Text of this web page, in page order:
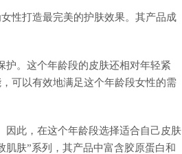
性打造最完美的护肤效果。其产品成
护。这个年龄段的皮肤还相对年轻紧
可以有效地满足这个年龄段女性的需
因此，在这个年龄段选择适合自己皮肤
肌肤”系列，其产品中富含胶原蛋白和